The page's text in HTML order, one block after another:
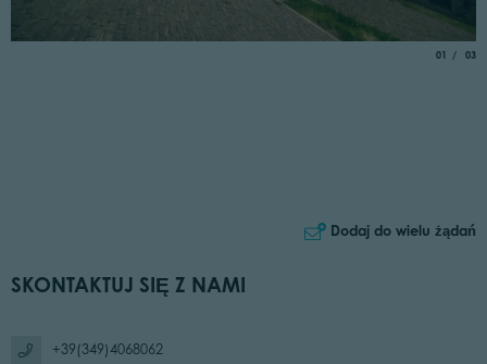
01 of
03
Dodaj do wielu żądań
SKONTAKTUJ SIĘ Z NAMI
+39(349)4068062